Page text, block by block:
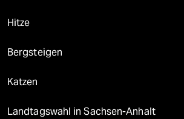
Hitze
Bergsteigen
Katzen
Landtagswahl in Sachsen-Anhalt